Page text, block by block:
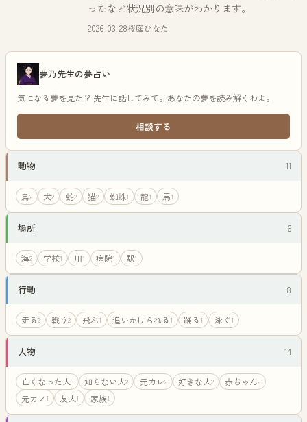
ったなど状況別の意味がわかります。
2026-03-28桜庭ひなた
夢乃先生の夢占い
気になる夢を見た？ 先生に話してみて。あなたの夢を読み解くわよ。
相談する
動物 11
鳥2 犬2 蛇2 猫2 蜘蛛1 龍1 馬1
場所 6
海2 学校1 川1 病院1 駅1
行動 8
走る2 戦う2 飛ぶ1 追いかけられる1 踊る1 泳ぐ1
人物 14
亡くなった人3 知らない人2 元カレ2 好きな人2 赤ちゃん2
元カノ1 友人1 家族1